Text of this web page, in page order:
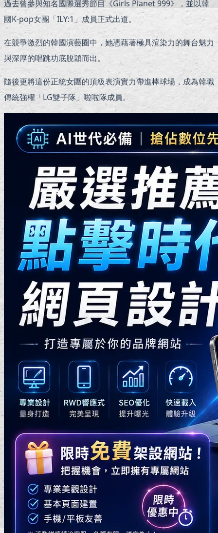
過去曾參與知名國際選秀節目《Girls Planet 999》，並以韓
國K-pop女團「ILY:1」成員正式出道。
在競爭激烈的韓國演藝圈中，她憑藉著極具渲染力的舞台魅力
與深厚的唱跳功底脫穎而出。
隨後更將這份正統女團的頂級表演實力帶進棒球場，成為韓職
傳統強權「LG雙子隊」啦啦隊成員。